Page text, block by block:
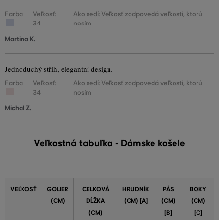
Farba
Veľkosť:
34
Ako sedí: Veľkosť zodpovedá veľkosti, ktorú
nosím
Martina K.
Jednoduchý střih, elegantní design.
Farba
Veľkosť:
34
Ako sedí: Veľkosť zodpovedá veľkosti, ktorú
nosím
Michal Z.
Veľkostná tabuľka - Dámske košele
VEĽKOSŤ
GOLIER
(CM)
CELKOVÁ
DĹŽKA
(CM)
HRUDNÍK
(CM) [A]
PÁS
(CM)
[B]
BOKY
(CM)
[C]